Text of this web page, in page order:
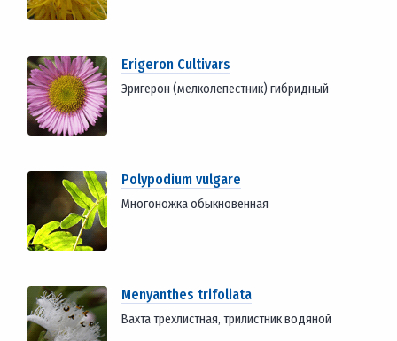
Erigeron Cultivars
Эригерон (мелколепестник) гибридный
Polypodium vulgare
Многоножка обыкновенная
Menyanthes trifoliata
Вахта трёхлистная, трилистник водяной